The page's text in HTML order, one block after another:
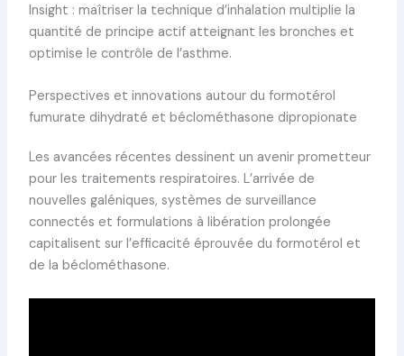
Insight : maîtriser la technique d’inhalation multiplie la
quantité de principe actif atteignant les bronches et
optimise le contrôle de l’asthme.
Perspectives et innovations autour du formotérol
fumurate dihydraté et béclométhasone dipropionate
Les avancées récentes dessinent un avenir prometteur
pour les traitements respiratoires. L’arrivée de
nouvelles galéniques, systèmes de surveillance
connectés et formulations à libération prolongée
capitalisent sur l’efficacité éprouvée du formotérol et
de la béclométhasone.